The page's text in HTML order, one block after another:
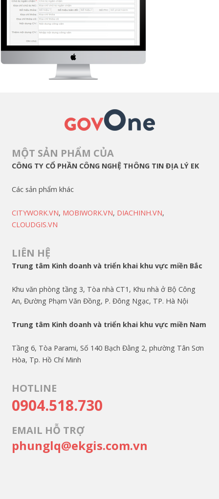
MỘT SẢN PHẨM CỦA
CÔNG TY CỔ PHẦN CÔNG NGHỆ THÔNG TIN ĐỊA LÝ EK
Các sản phẩm khác
CITYWORK.VN, MOBIWORK.VN, DIACHINH.VN,
CLOUDGIS.VN
LIÊN HỆ
Trung tâm Kinh doanh và triển khai khu vực miền Bắc
Khu văn phòng tầng 3, Tòa nhà CT1, Khu nhà ở Bộ Công
An, Đường Phạm Văn Đồng, P. Đông Ngạc, TP. Hà Nội
Trung tâm Kinh doanh và triển khai khu vực miền Nam
Tầng 6, Tòa Parami, Số 140 Bạch Đằng 2, phường Tân Sơn
Hòa, Tp. Hồ Chí Minh
HOTLINE
0904.518.730
EMAIL HỖ TRỢ
phunglq@ekgis.com.vn